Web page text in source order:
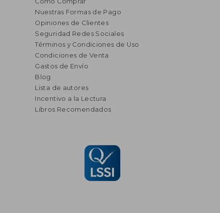
Nuestras Formas de Pago
Opiniones de Clientes
Seguridad Redes Sociales
Términos y Condiciones de Uso
Condiciones de Venta
Gastos de Envío
Blog
Lista de autores
Incentivo a la Lectura
Libros Recomendados